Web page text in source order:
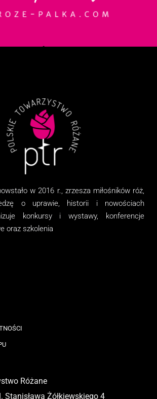
w 2016 r., zrzesza miłośników róż,
o uprawie, historii i nowościach
ekonkursy i wystawy, konferencje
oraz szkolenia
Różane
Stanisława Żółkiewskiego 4